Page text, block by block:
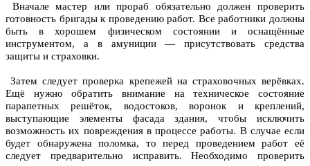
Вначале мастер или прораб обязательно должен проверить
готовность бригады к проведению работ. Все работники должны
быть в хорошем физическом состоянии и оснащённые
инструментом, а в амуниции — присутствовать средства
защиты и страховки.
Затем следует проверка крепежей на страховочных верёвках.
Ещё нужно обратить внимание на техническое состояние
парапетных решёток, водостоков, воронок и креплений,
выступающие элементы фасада здания, чтобы исключить
возможность их повреждения в процессе работы. В случае если
будет обнаружена поломка, то перед проведением работ её
следует предварительно исправить. Необходимо проверить